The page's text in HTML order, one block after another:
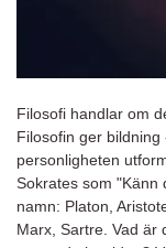
Filosofi handlar om
Filosofin ger
personligheten
Sokrates som "Känn
namn: Platon,
Marx, Sartre. Vad är